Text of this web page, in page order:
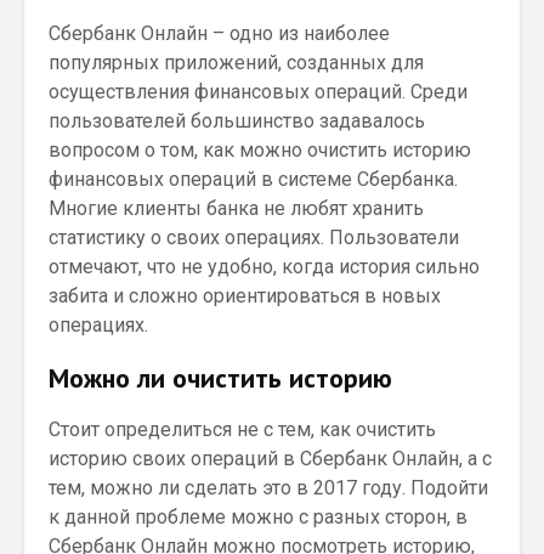
Сбербанк Онлайн – одно из наиболее
популярных приложений, созданных для
осуществления финансовых операций. Среди
пользователей большинство задавалось
вопросом о том, как можно очистить историю
финансовых операций в системе Сбербанка.
Многие клиенты банка не любят хранить
статистику о своих операциях. Пользователи
отмечают, что не удобно, когда история сильно
забита и сложно ориентироваться в новых
операциях.
Можно ли очистить историю
Стоит определиться не с тем, как очистить
историю своих операций в Сбербанк Онлайн, а с
тем, можно ли сделать это в 2017 году. Подойти
к данной проблеме можно с разных сторон, в
Сбербанк Онлайн можно посмотреть историю,